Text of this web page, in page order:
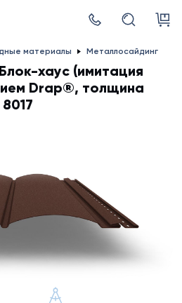
материалы Металлосайдинг
хаус (имитация
Drap®, толщина